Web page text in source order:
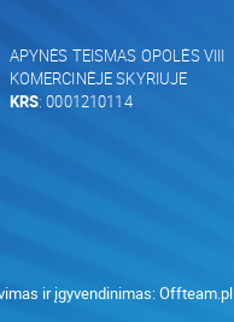
APYNĖS TEISMAS OPOLĖS VIII
KOMERCINĖJE SKYRIUJE
KRS: 0001210114
ir įgyvendinimas:Offteam.pl